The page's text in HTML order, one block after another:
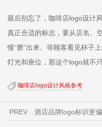
最后别忘了，咖啡店logo设计
真正合适的标志，要从店名、
慢“磨”出来。等顾客看见杯子
灯光和座位，那这个logo就不
咖啡店logo设计风格参考
PREV 酒店品牌logo标识更